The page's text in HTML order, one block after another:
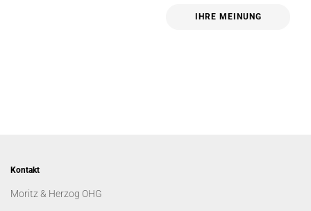
IHRE MEINUNG
Kontakt
Moritz & Herzog OHG